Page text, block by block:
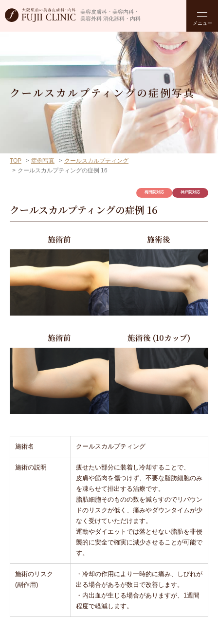
美容皮膚科・美容内科・
美容外科 消化器科・内科
メニュー
クールスカルプティングの症例写真
TOP 症例写真
クールスカルプティング
クールスカルプティングの症例 16
クールスカルプティングの症例 16
梅田院対応 神戸院対応
施術前
施術前
施術後
施術後 (10カップ)
施術名 クールスカルプティング
施術の説明
痩せたい部分に装着し冷却することで、
皮膚や筋肉を傷つけず、不要な脂肪細胞のみ
を凍らせて排出する治療です。
脂肪細胞そのものの数を減らすのでリバウン
ドのリスクが低く、痛みやダウンタイムが少
なく受けていただけます。
運動やダイエットでは落とせない脂肪を非侵
襲的に安全で確実に減少させることが可能で
す。
施術のリスク
(副作用)
・冷却の作用により一時的に痛み、しびれが
出る場合があるが数日で改善します。
・内出血が生じる場合がありますが、1週間
程度で軽減します。